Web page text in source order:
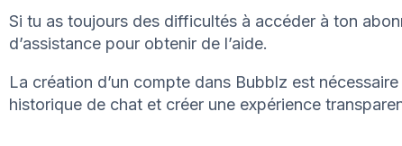
Si tu as toujours des difficultés à accéder à ton
d’assistance pour obtenir de l’aide.
La création d’un compte dans Bubblz est
historique de chat et créer une expérience